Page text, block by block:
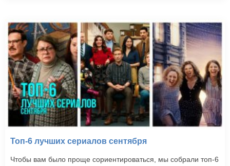
Топ-6 лучших сериалов сентября
Чтобы вам было проще сориентироваться, мы собрали топ-6